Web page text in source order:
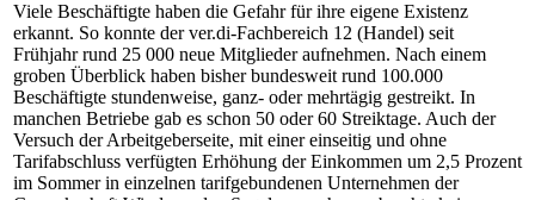
Viele Beschäftigte haben die Gefahr für ihre eigene Existenz
erkannt. So konnte der ver.di-Fachbereich 12 (Handel) seit
Frühjahr rund 25 000 neue Mitglieder aufnehmen. Nach einem
groben Überblick haben bisher bundesweit rund 100.000
Beschäftigte stundenweise, ganz- oder mehrtägig gestreikt. In
manchen Betriebe gab es schon 50 oder 60 Streiktage. Auch der
Versuch der Arbeitgeberseite, mit einer einseitig und ohne
Tarifabschluss verfügten Erhöhung der Einkommen um 2,5 Prozent
im Sommer in einzelnen tarifgebundenen Unternehmen der